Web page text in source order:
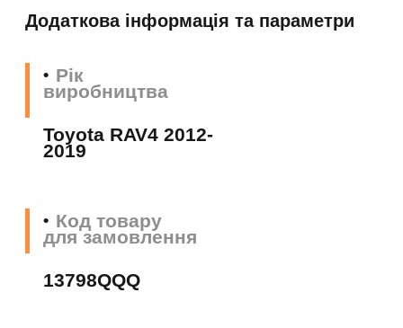
Додаткова інформація та параметри
Рік
виробництва
Toyota RAV4 2012-
2019
Код товару
для замовлення
13798QQQ